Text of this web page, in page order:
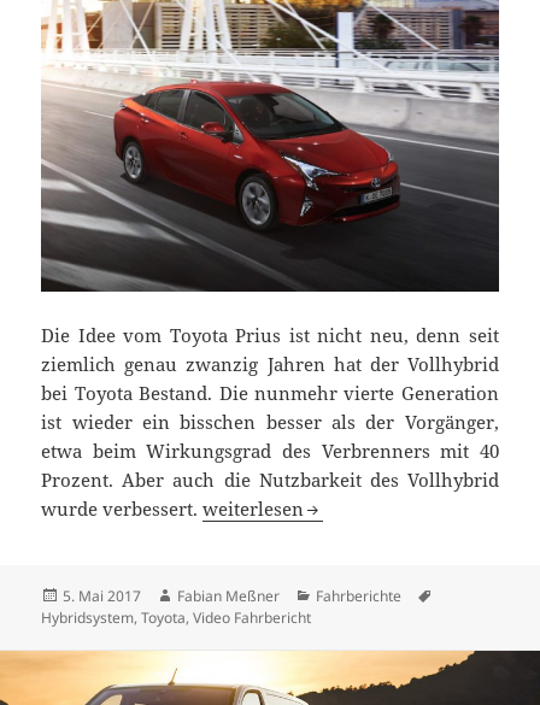
Die Idee vom Toyota Prius ist nicht neu, denn seit
ziemlich genau zwanzig Jahren hat der Vollhybrid
bei Toyota Bestand. Die nunmehr vierte Generation
ist wieder ein bisschen besser als der Vorgänger,
etwa beim Wirkungsgrad des Verbrenners mit 40
Prozent. Aber auch die Nutzbarkeit des Vollhybrid
wurde verbessert.Der Vollhybrid-Klassiker: Toyota Prius
weiterlesen
Veröffentlicht
am
5. Mai 2017 Autor
Fabian Meßner Kategorien
Fahrberichte
Hybridsystem,Toyota,Video Fahrbericht